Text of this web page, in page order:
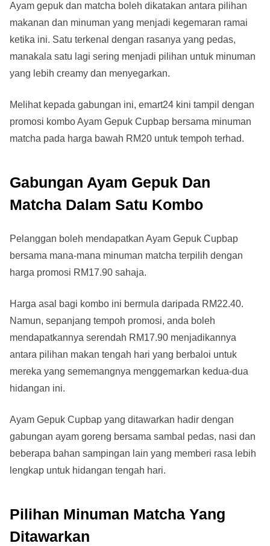
Ayam gepuk dan matcha boleh dikatakan antara pilihan
makanan dan minuman yang menjadi kegemaran ramai
ketika ini. Satu terkenal dengan rasanya yang pedas,
manakala satu lagi sering menjadi pilihan untuk minuman
yang lebih creamy dan menyegarkan.
Melihat kepada gabungan ini, emart24 kini tampil dengan
promosi kombo Ayam Gepuk Cupbap bersama minuman
matcha pada harga bawah RM20 untuk tempoh terhad.
Gabungan Ayam Gepuk Dan
Matcha Dalam Satu Kombo
Pelanggan boleh mendapatkan Ayam Gepuk Cupbap
bersama mana-mana minuman matcha terpilih dengan
harga promosi RM17.90 sahaja.
Harga asal bagi kombo ini bermula daripada RM22.40.
Namun, sepanjang tempoh promosi, anda boleh
mendapatkannya serendah RM17.90 menjadikannya
antara pilihan makan tengah hari yang berbaloi untuk
mereka yang sememangnya menggemarkan kedua-dua
hidangan ini.
Ayam Gepuk Cupbap yang ditawarkan hadir dengan
gabungan ayam goreng bersama sambal pedas, nasi dan
beberapa bahan sampingan lain yang memberi rasa lebih
lengkap untuk hidangan tengah hari.
Pilihan Minuman Matcha Yang
Ditawarkan